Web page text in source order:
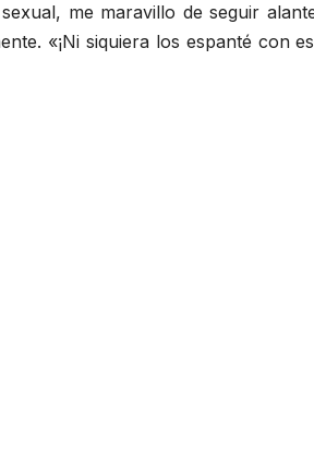
me maravillo de seguir
«¡Ni siquiera los espanté con